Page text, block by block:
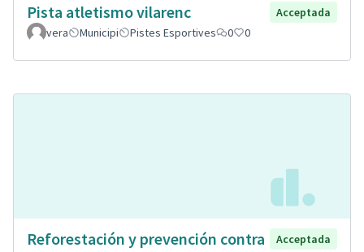
Pista atletismo vilarenc
Acceptada
vera
Municipi Pistes Esportives 0 0
Reforestación y prevención contra
Acceptada